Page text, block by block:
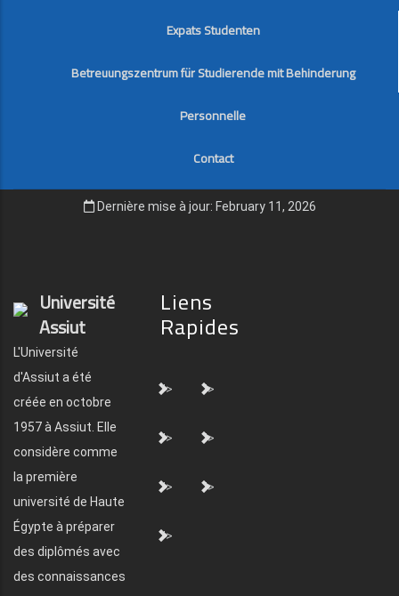
Expats Studenten
Betreuungszentrum für Studierende mit Behinderung
Personnelle
Contact
Dernière mise à jour: February 11, 2026
Université
Assiut
L'Université
d'Assiut a été
créée en octobre
1957 à Assiut. Elle
considère comme
la première
université de Haute
Égypte à préparer
des diplômés avec
des connaissances
Liens
Rapides
"> ">
"> ">
"> ">
">